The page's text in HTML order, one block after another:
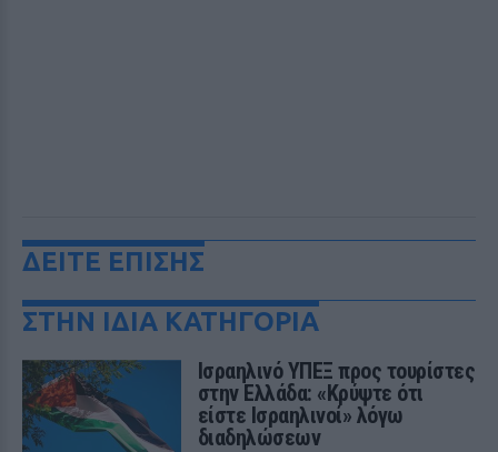
ΔΕΙΤΕ ΕΠΙΣΗΣ
ΣΤΗΝ ΙΔΙΑ ΚΑΤΗΓΟΡΙΑ
Ισραηλινό ΥΠΕΞ προς τουρίστες
στην Ελλάδα: «Κρύψτε ότι
είστε Ισραηλινοί» λόγω
διαδηλώσεων